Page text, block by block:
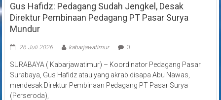
Gus Hafidz: Pedagang Sudah Jengkel, Desak
Direktur Pembinaan Pedagang PT Pasar Surya
Mundur
26 Juli 2026 kabarjawatimur 0
SURABAYA ( Kabarjawatimur) – Koordinator Pedagang Pasar
Surabaya, Gus Hafidz atau yang akrab disapa Abu Nawas,
mendesak Direktur Pembinaan Pedagang PT Pasar Surya
(Perseroda),